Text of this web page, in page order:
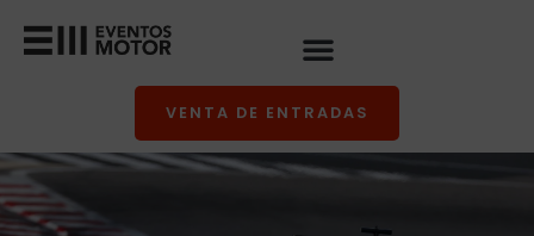
VENTA DE ENTRADAS